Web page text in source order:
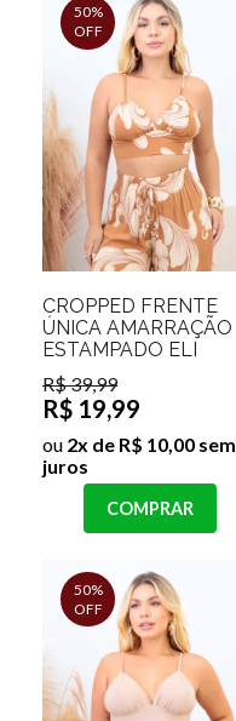
50%
OFF
CROPPED FRENTE
ÚNICA AMARRAÇÃO
ESTAMPADO ELI
R$ 39,99
R$ 19,99
ou 2x de R$ 10,00 sem
juros
COMPRAR
50%
OFF